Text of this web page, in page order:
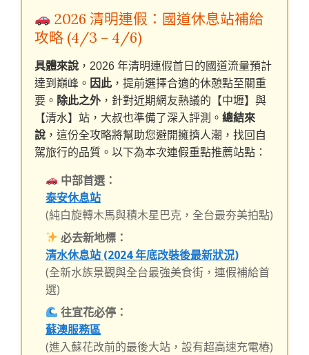
2026 清明連假：國道休息站補給
攻略 (4/3 – 4/6)
具體來說 ，2026 年清明連假首日的國道流量預計
達到巔峰。 因此，提前選擇合適的休憩點至關重
要。 除此之外 ，針對近期網友熱議的【中壢】與
【清水】站，大叔也準備了深入評測。 總結來
說 ，這份全攻略將幫助您避開擁擠人潮，找回自
駕旅行的品質。 以下為本次連假重點推薦站點：
中部首選：
泰安休息站
(純白旋轉木馬與積木星巴克，全台最夯美拍點)
必去新地標：
清水休息站 (2024 年底改裝後最新狀況)
(全新水族景觀與全台最強美食街，連假補給首
選)
往宜花必停：
蘇澳服務區
(進入蘇花改前的最後大站，設有超高速充電樁)